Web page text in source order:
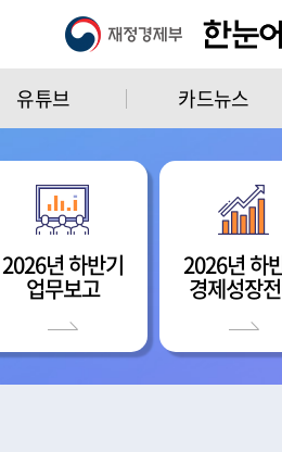
유튜브 카드뉴스
2026년 하반기
업무보고
2026년 하
경제성장